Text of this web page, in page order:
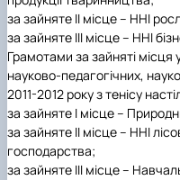
за зайняте ІІ місце – ННІ
за зайняте ІІІ місце – ННІ
Грамотами за зайняті місця
науково-педагогічних,
2011-2012 року з тенісу
за зайняте І місце –
за зайняте ІІ місце – ННІ
господарства;
за зайняте ІІІ місце –